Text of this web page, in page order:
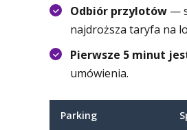
Odbiór przylotów —
najdroższa taryfa na
Pierwsze 5 minut
umówienia.
Parking